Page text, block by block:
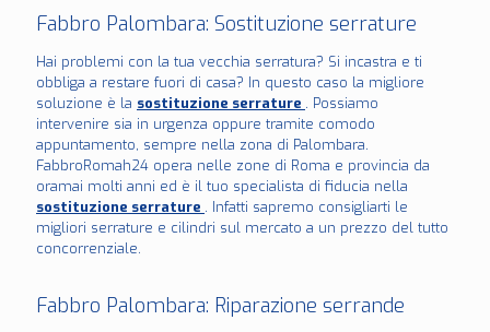
Fabbro Palombara : Sostituzione serrature
Hai problemi con la tua vecchia serratura? Si incastra e ti
obbliga a restare fuori di casa? In questo caso la migliore
soluzione è la sostituzione serrature . Possiamo
intervenire sia in urgenza oppure tramite comodo
appuntamento, sempre nella zona di Palombara .
FabbroRomah24 opera nelle zone di Roma e provincia da
oramai molti anni ed è il tuo specialista di fiducia nella
sostituzione serrature . Infatti sapremo consigliarti le
migliori serrature e cilindri sul mercato a un prezzo del tutto
concorrenziale.
Fabbro Palombara : Riparazione serrande